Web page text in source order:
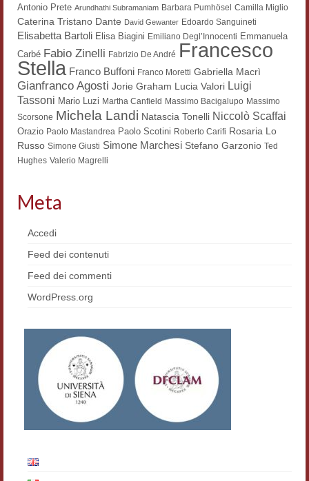
Hagiographica Coreana
Koreanische Literatur und Kultur
Scrittori latini dell’Europa medioevale
Testi Mediolatini
Altri volumi
Atti di convegno
Numeri
Indice 1986-2008
Sezioni bibliografiche
Saggi e testi online
Poesia inglese postcoloniale
Comitato scientifico
Antonio Prete Arundhathi Subramaniam Barbara Pumhösel Camilla Miglio
Caterina Tristano Dante David Gewanter Edoardo Sanguineti
Elisabetta Bartoli Elisa Biagini Emiliano Degl’Innocenti Emmanuela
Carbé Fabio Zinelli Fabrizio De André Francesco
Stella Franco Buffoni Franco Moretti Gabriella Macrì
Gianfranco Agosti Jorie Graham Lucia Valori Luigi
Tassoni Mario Luzi Martha Canfield Massimo Bacigalupo Massimo
Scorsone Michela Landi Natascia Tonelli Niccolò Scaffai
Orazio Paolo Mastandrea Paolo Scotini Roberto Carifi Rosaria Lo
Russo Simone Giusti Simone Marchesi Stefano Garzonio Ted
Hughes Valerio Magrelli
Meta
Accedi
Feed dei contenuti
Feed dei commenti
WordPress.org